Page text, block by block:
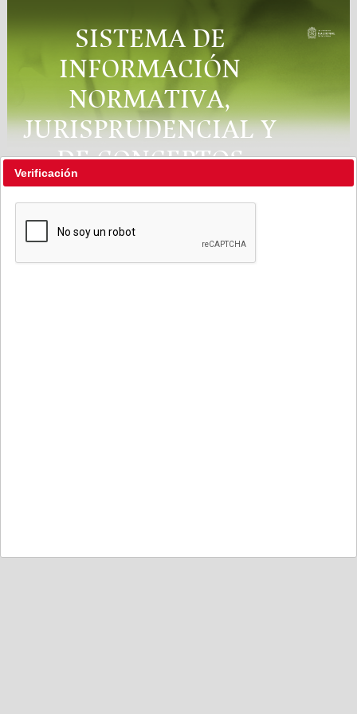
SISTEMA DE
INFORMACIÓN
NORMATIVA,
JURISPRUDENCIAL Y
DE CONCEPTOS
"RÉGIMEN LEGAL"
Verificación